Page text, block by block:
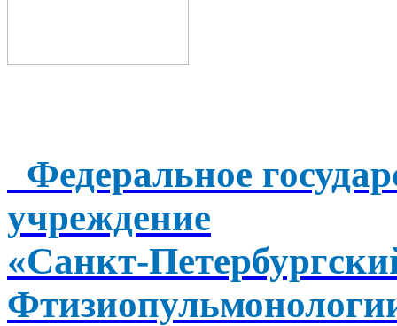
Федеральное
учреждение
«Санкт-